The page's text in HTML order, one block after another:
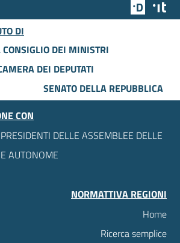
Team
DI
DEI MINISTRI
DEI DEPUTATI
SENATO DELLA REPUBBLICA
CON
DELLE ASSEMBLEE DELLE
AUTONOME
NORMATTIVA REGIONI
Home
Ricerca semplice